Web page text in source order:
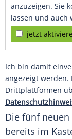
anzuzeigen. Sie
lassen und auch
jetzt
Ich bin damit
angezeigt werden.
Drittplattformen
Die fünf neuen
bereits im